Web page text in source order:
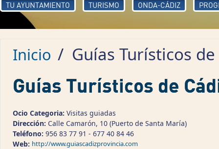
TU AYUNTAMIENTO TURISMO ONDA-CÁDIZ
Inicio / Guías Turísticos
Guías Turísticos de
Ocio Categoria: Visitas guiadas
Dirección: Calle Camarón, 10 (Puerto de Santa María)
Teléfono: 956 83 77 91 - 677 40 84 46
Web: http://www.guiascadizprovincia.com